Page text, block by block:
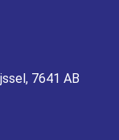
7641 AB